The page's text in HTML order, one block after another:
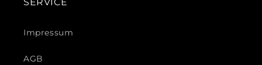
SERVICE
Impressum
AGB